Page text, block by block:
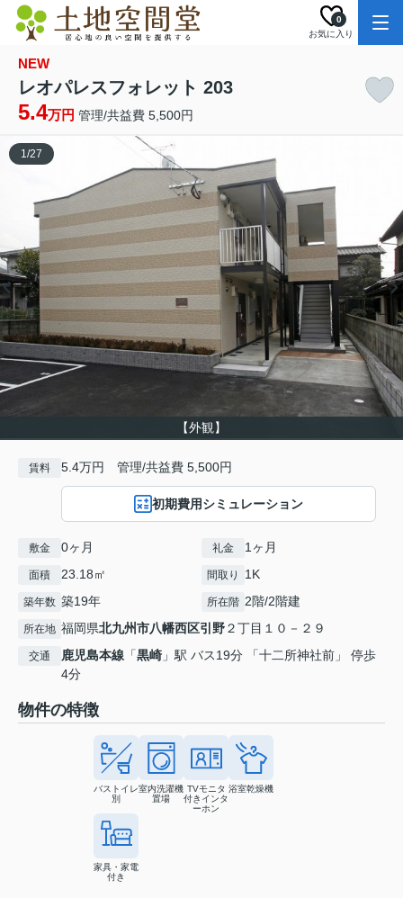
お気に入り
0
NEW
レオパレスフォレット 203
5.4万円 管理/共益費 5,500円
【外観】
1/27
賃料 5.4万円 管理/共益費 5,500円
初期費用シミュレーション
敷金 0ヶ月 礼金 1ヶ月
面積 23.18㎡ 間取り 1K
築年数 築19年 所在階 2階/2階建
所在地 福岡県北九州市八幡西区引野２丁目１０－２９
交通 鹿児島本線 「黒崎 」駅 バス19分 「十二所神社前」 停歩
4分
物件の特徴
バストイレ
別
室内洗濯機
置場
TVモニタ
付きインタ
ーホン
浴室乾燥機
家具・家電
付き